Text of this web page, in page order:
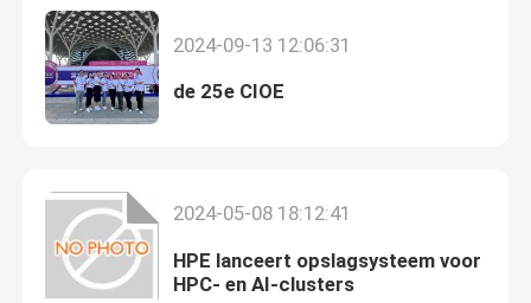
2024-09-13 12:06:31
de 25e CIOE
2024-05-08 18:12:41
HPE lanceert opslagsysteem voor
HPC- en AI-clusters